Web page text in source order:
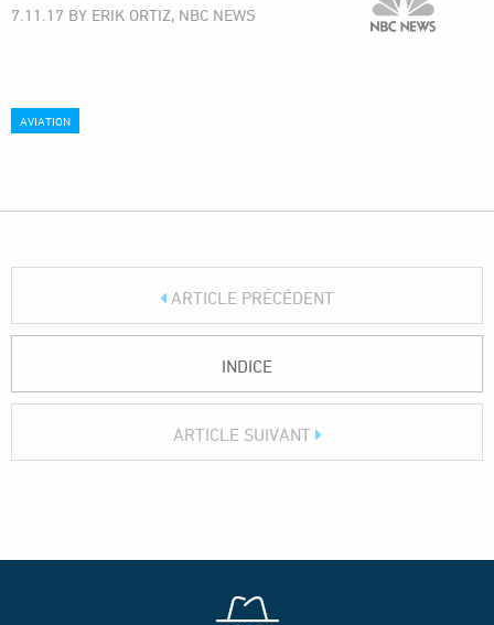
7.11.17 BY ERIK ORTIZ, NBC NEWS
AVIATION
ARTICLE PRÉCÉDENT
INDICE
ARTICLE SUIVANT